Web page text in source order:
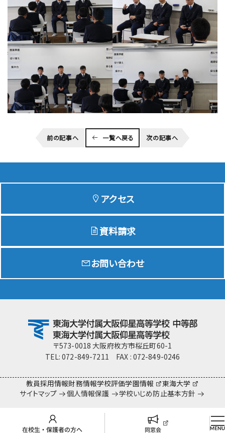
前の記事へ 一覧へ戻る 次の記事へ
アクセス
資料請求
お問い合わせ
〒573-0018 大阪府枚方市桜丘町60-1
TEL: 072-849-7211 FAX : 072-849-0246
教員採用情報財務情報学校評価学園情報
東海大学
サイトマップ
個人情報保護 学校いじめ防止基本方針
Copyright (c) Gyosei. All Rights Researved.